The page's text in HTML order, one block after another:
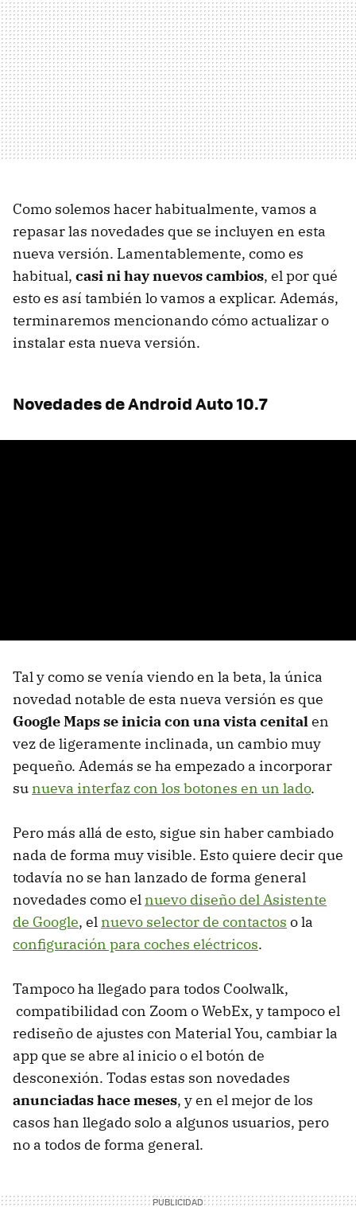
Como solemos hacer habitualmente, vamos a
repasar las novedades que se incluyen en esta
nueva versión. Lamentablemente, como es
habitual, casi ni hay nuevos cambios, el por qué
esto es así también lo vamos a explicar. Además,
terminaremos mencionando cómo actualizar o
instalar esta nueva versión.
Novedades de Android Auto 10.7
Tal y como se venía viendo en la beta, la única
novedad notable de esta nueva versión es que
Google Maps se inicia con una vista cenitalen
vez de ligeramente inclinada, un cambio muy
pequeño. Además se ha empezado a incorporar
sunueva interfaz con los botones en un lado.
Pero más allá de esto, sigue sin haber cambiado
nada de forma muy visible. Esto quiere decir que
todavía no se han lanzado de forma general
novedades como elnuevo diseño del Asistente
de Google, elnuevo selector de contactos o la
configuración para coches eléctricos.
Tampoco ha llegado para todos Coolwalk,
compatibilidad con Zoom o WebEx, y tampoco el
rediseño de ajustes con Material You, cambiar la
app que se abre al inicio o el botón de
desconexión. Todas estas son novedades
anunciadas hace meses, y en el mejor de los
casos han llegado solo a algunos usuarios, pero
no a todos de forma general.